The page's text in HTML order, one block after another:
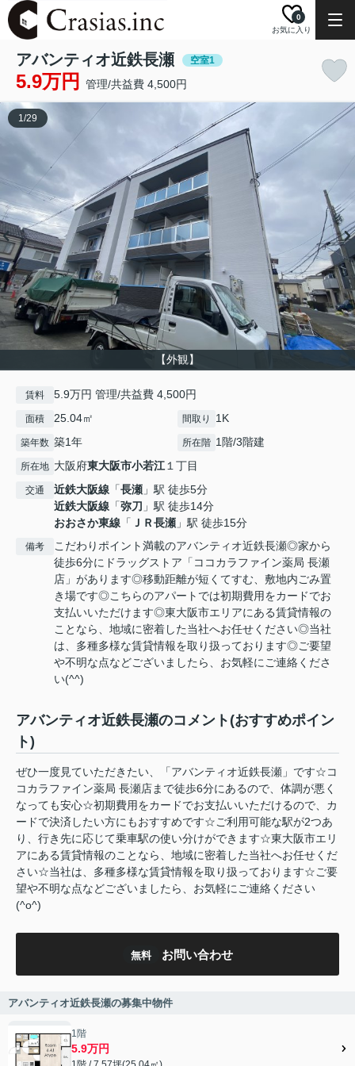
お気に入り
0
アバンティオ近鉄長瀬 空室1
5.9万円 管理/共益費 4,500円
【外観】
1/29
賃料 5.9万円 管理/共益費 4,500円
面積 25.04㎡ 間取り 1K
築年数 築1年 所在階 1階/3階建
所在地 大阪府東大阪市小若江１丁目
交通 近鉄大阪線 「長瀬 」駅 徒歩5分
近鉄大阪線 「弥刀 」駅 徒歩14分
おおさか東線 「 ＪＲ長瀬 」駅 徒歩15分
備考
こだわりポイント満載のアバンティオ近鉄長瀬◎家から
徒歩6分にドラッグストア「ココカラファイン薬局 長瀬
店」があります◎移動距離が短くてすむ、敷地内ごみ置
き場です◎こちらのアパートでは初期費用をカードでお
支払いいただけます◎東大阪市エリアにある賃貸情報の
ことなら、地域に密着した当社へお任せください◎当社
は、多種多様な賃貸情報を取り扱っております◎ご要望
や不明な点などございましたら、お気軽にご連絡くださ
い(^^)
アバンティオ近鉄長瀬のコメント(おすすめポイン
ト)
ぜひ一度見ていただきたい、「アバンティオ近鉄長瀬」です☆コ
コカラファイン薬局 長瀬店まで徒歩6分にあるので、体調が悪く
なっても安心☆初期費用をカードでお支払いいただけるので、カ
ードで決済したい方にもおすすめです☆ご利用可能な駅が2つあ
り、行き先に応じて乗車駅の使い分けができます☆東大阪市エリ
アにある賃貸情報のことなら、地域に密着した当社へお任せくだ
さい☆当社は、多種多様な賃貸情報を取り扱っております☆ご要
望や不明な点などございましたら、お気軽にご連絡ください
(^o^)
無料 お問い合わせ
アバンティオ近鉄長瀬の募集中物件
1階
5.9万円